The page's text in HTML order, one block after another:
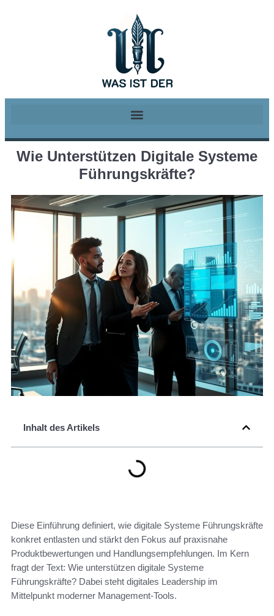
Wie Unterstützen Digitale Systeme
Führungskräfte?
Inhalt des Artikels
Diese Einführung definiert, wie digitale Systeme Führungskräfte
konkret entlasten und stärkt den Fokus auf praxisnahe
Produktbewertungen und Handlungsempfehlungen. Im Kern
fragt der Text: Wie unterstützen digitale Systeme
Führungskräfte? Dabei steht digitales Leadership im
Mittelpunkt moderner Management-Tools.